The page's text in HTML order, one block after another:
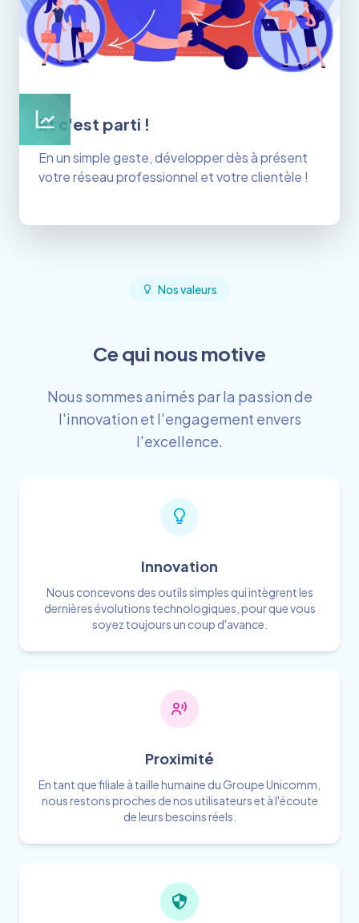
Et c'est parti !
En un simple geste, développer dès à présent
votre réseau professionnel et votre clientèle !
Nos valeurs
Ce qui nous motive
Nous sommes animés par la passion de
l'innovation et l'engagement envers
l'excellence.
Innovation
Nous concevons des outils simples qui intègrent les
dernières évolutions technologiques, pour que vous
soyez toujours un coup d'avance.
Proximité
En tant que filiale à taille humaine du Groupe Unicomm,
nous restons proches de nos utilisateurs et à l'écoute
de leurs besoins réels.